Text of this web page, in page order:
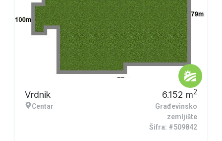
Vrdnik
Centar
6.152 m2
Građevinsko
zemljište
Šifra: #509842